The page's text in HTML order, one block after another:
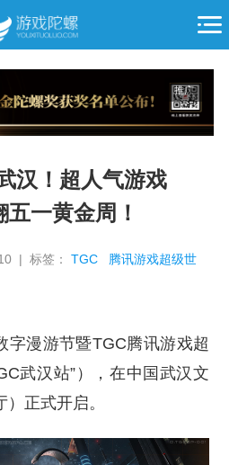
推广
汉！超人气游戏
一黄金周！
| 标签：TGC 腾讯游戏超级世
字漫游节暨TGC腾讯游戏超
武汉站”），在中国武汉文
正式开启。